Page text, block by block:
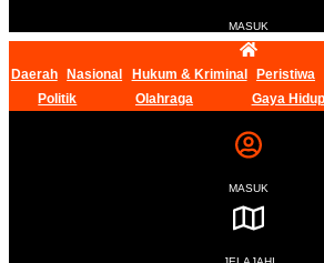
MASUK
Daerah Nasional Hukum & Kriminal Peristiwa
Politik
Olahraga Gaya Hidup
MASUK